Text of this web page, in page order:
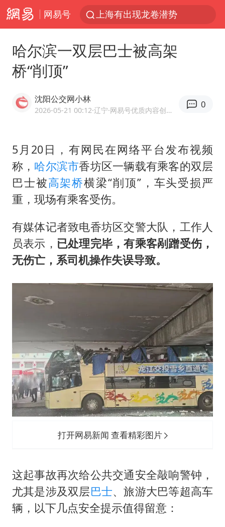
网易号
上海有出现龙卷潜势
王艺迪2-4不敌张本美和止步4强
上门女婿出轨女邻居多年被判重婚罪
王传君 《披荆斩棘》
2025年小学教师减少13.19万
王艺迪无缘横滨赛决赛
泰国：高度重视中国游客旅游体验
于东来直播和胖东来核心团队开会
上海大部迎大暴雨
《龙餐馆》 冲奖
蒯曼挺进WTT横滨冠军赛女单四强
构建更高水平的全民健身公共服务体系
哈尔滨一双层巴士被高架
桥“削顶”
沈阳公交网小林
2026-05-21 00:12·辽宁 ·网易号优质内容创作者
0
5月20日，有网民在网络平台发布视频
称， 哈尔滨市香坊区一辆载有乘客的双层
巴士被高架桥横梁“削顶”，车头受损严
重，现场有乘客受伤。
有媒体记者致电香坊区交警大队，工作人
员表示， 已处理完毕，有乘客剐蹭受伤，
无伤亡，系司机操作失误导致。
打开网易新闻 查看精彩图片
这起事故再次给公共交通安全敲响警钟，
尤其是涉及双层巴士、旅游大巴等超高车
辆，以下几点安全提示值得留意：